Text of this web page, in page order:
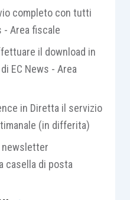
, recante regolamento in
e ricevimento
da applicarsi alle
è stato inserito il
fattura elettronica da
non possono
al di fuori dei
completo con tutti
- Area fiscale
il download in
EC News - Area
in Diretta il servizio
(in differita)
newsletter
casella di posta